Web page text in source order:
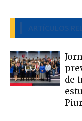
ARTÍCULOS
de